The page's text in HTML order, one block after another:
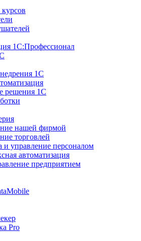
1С:Профессионал
1С
решения 1С
нашей фирмой
торговлей
и управление персоналом
автоматизация
предприятием
Pro